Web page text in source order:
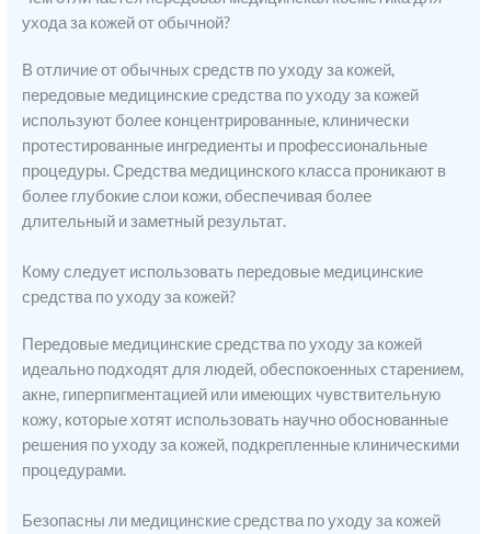
ухода за кожей от обычной?
В отличие от обычных средств по уходу за кожей,
передовые медицинские средства по уходу за кожей
используют более концентрированные, клинически
протестированные ингредиенты и профессиональные
процедуры. Средства медицинского класса проникают в
более глубокие слои кожи, обеспечивая более
длительный и заметный результат.
Кому следует использовать передовые медицинские
средства по уходу за кожей?
Передовые медицинские средства по уходу за кожей
идеально подходят для людей, обеспокоенных старением,
акне, гиперпигментацией или имеющих чувствительную
кожу, которые хотят использовать научно обоснованные
решения по уходу за кожей, подкрепленные клиническими
процедурами.
Безопасны ли медицинские средства по уходу за кожей